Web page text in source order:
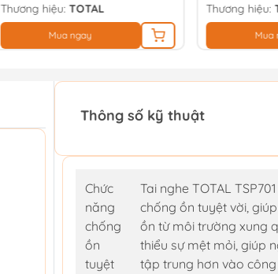
Thương hiệu: TOTAL
Mua ngay
Thương hiệu:
Mua
Thông số kỹ thuật
Chức
năng
chống
ồn
tuyệt
Tai nghe TOTAL
chống ồn tuyệt vời,
ồn từ môi trường xung
thiểu sự mệt mỏi, giúp
tập trung hơn vào công